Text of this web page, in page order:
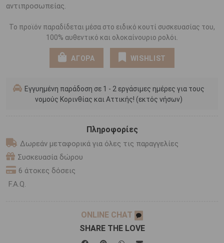
αντιπροσωπείας.
Το προϊόν παραδίδεται μέσα στο ειδικό κουτί συσκευασίας του,
100% αυθεντικό και ολοκαίνουριο ρολόι.
ΑΓΟΡΑ WISHLIST
Εγγυημένη παράδοση σε 1 - 2 εργάσιμες ημέρες για τους
νομούς Κορινθίας και Αττικής! (εκτός νήσων)
Πληροφορίες
Δωρεάν μεταφορικά για όλες τις παραγγελίες
Συσκευασία δώρου
6 άτοκες δόσεις
F.A.Q.
ONLINE CHAT
SHARE THE LOVE